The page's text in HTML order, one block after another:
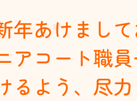
年あけまし
アコート職
るよう、尽